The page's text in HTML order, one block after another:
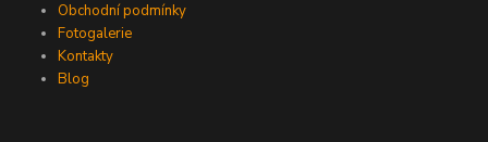
Obchodní podmínky
Fotogalerie
Kontakty
Blog